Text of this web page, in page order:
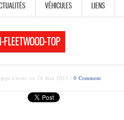
VÉHICULES LIENS
FLEETWOOD-TOP
Crowe on 14 Juin 2013 / 0 Comment